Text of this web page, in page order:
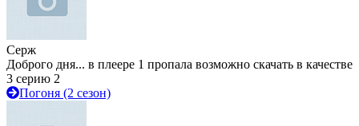
Серж
Доброго дня... в плеере 1 пропала возможно скачать в качестве
3 серию 2
Погоня (2 сезон)